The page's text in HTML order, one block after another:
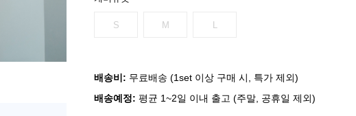
S M L
배송비: 무료배송 (1set 이상 구매 시, 특가 제외)
배송예정: 평균 1~2일 이내 출고 (주말, 공휴일 제외)